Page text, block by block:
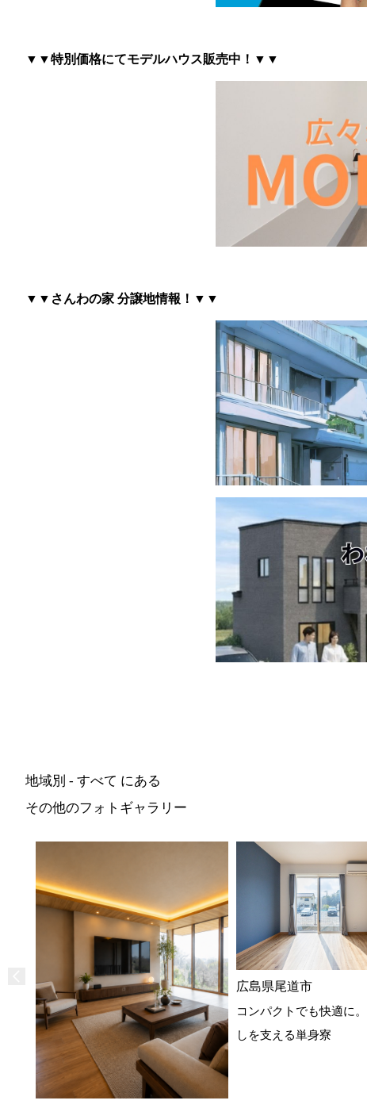
▼▼特別価格にてモデルハウス販売中！▼▼
▼▼さんわの家 分譲地情報 ！▼▼
地域別 - すべて にある
その他のフォトギャラリー
広島県尾道市
コンパクトでも快適に
しを支える単身寮